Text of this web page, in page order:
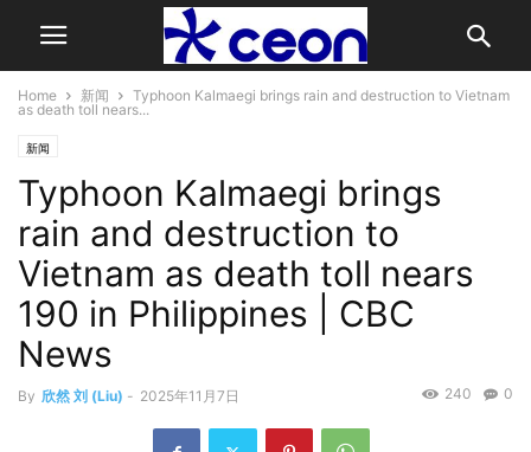
Home 新闻
Typhoon Kalmaegi brings rain and destruction to Vietnam
as death toll nears...
新闻
Typhoon Kalmaegi brings
rain and destruction to
Vietnam as death toll nears
190 in Philippines | CBC
News
By 欣然 刘 (Liu) - 2025年11月7日 0
240